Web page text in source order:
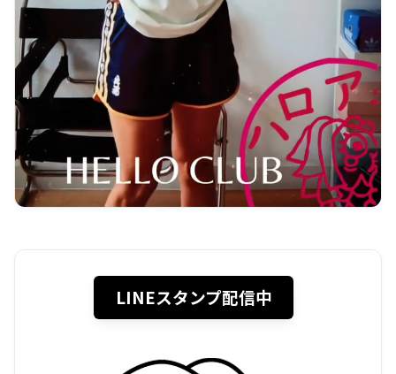
LINEスタンプ配信中